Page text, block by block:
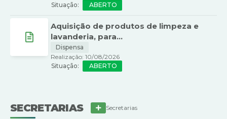
ABERTO
Aquisição de produtos de limpeza e
lavanderia, para...
Dispensa
Realização: 10/08/2026
ABERTO
SECRETARIAS Secretarias